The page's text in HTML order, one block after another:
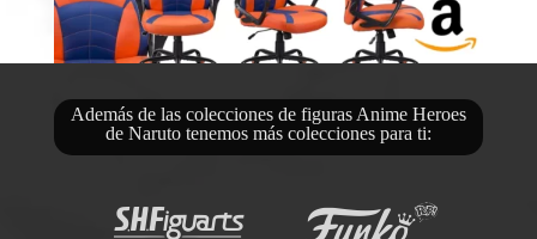
Además de las colecciones de figuras Anime Heroes
de Naruto tenemos más colecciones para ti: